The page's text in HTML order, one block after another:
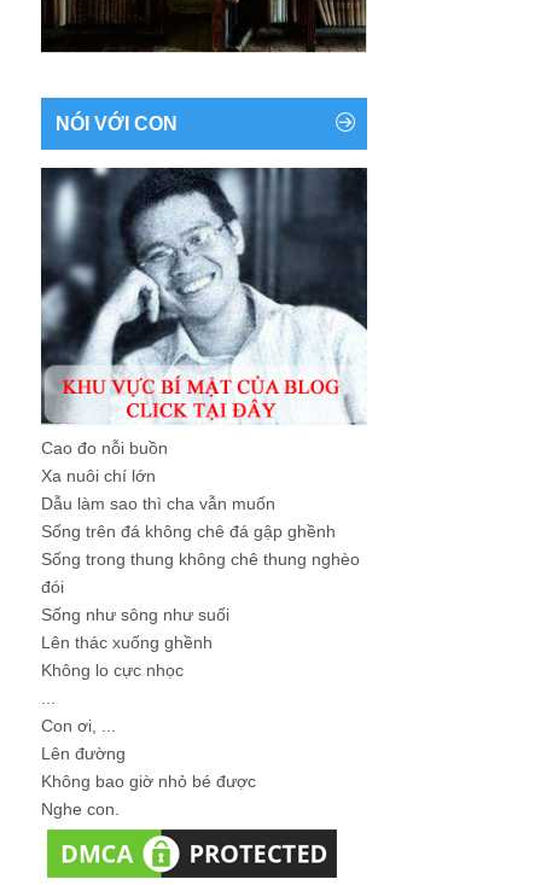
NÓI VỚI CON
Cao đo nỗi buồn
Xa nuôi chí lớn
Dẫu làm sao thì cha vẫn muốn
Sống trên đá không chê đá gập ghềnh
Sống trong thung không chê thung nghèo
đói
Sống như sông như suối
Lên thác xuống ghềnh
Không lo cực nhọc
Con ơi, ...
Lên đường
Không bao giờ nhỏ bé được
Nghe con.